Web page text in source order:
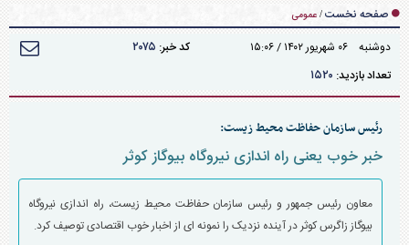
محرومیت زدایی سپاه حضرت ولی عصر (عج) خوزستان
صفحه نخست / عمومی
دوشنبه ۰۶ شهريور ۱۴۰۲ / ۱۵:۰۶ کد خبر: ۲۰۷۵
تعداد بازدید: ۱۵۲۰
رئیس سازمان حفاظت محیط زیست:
خبر خوب یعنی راه اندازی نیروگاه بیوگاز کوثر
معاون رئیس جمهور و رئیس سازمان حفاظت محیط زیست، راه اندازی نیروگاه
بیوگاز زاگرس کوثر در آینده نزدیک را نمونه ای از اخبار خوب اقتصادی توصیف کرد.